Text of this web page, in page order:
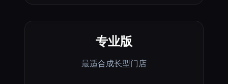
专业版
最适合成长型门店